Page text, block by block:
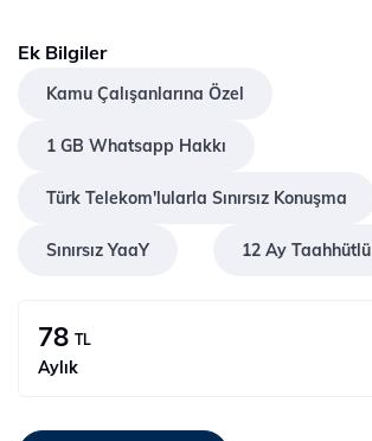
Ek Bilgiler
Kamu Çalışanlarına Özel
1 GB Whatsapp Hakkı
Türk Telekom'lularla Sınırsız Konuşma
Sınırsız YaaY 12 Ay Taahhütlü
78 TL
Aylık